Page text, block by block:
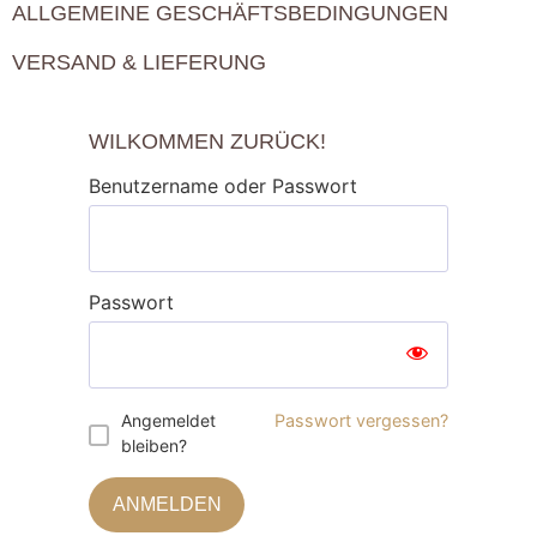
ALLGEMEINE GESCHÄFTSBEDINGUNGEN
VERSAND & LIEFERUNG
WILKOMMEN ZURÜCK!
Benutzername oder Passwort
Passwort
Angemeldet
bleiben?
Passwort vergessen?
ANMELDEN